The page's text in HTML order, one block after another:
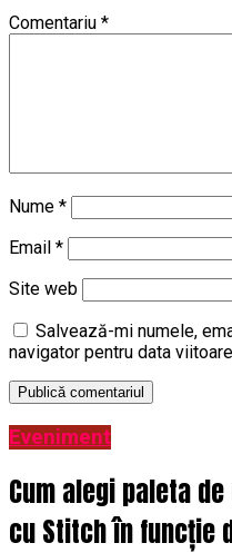
Comentariu *
Nume *
Email *
Site web
Salvează-mi numele,
navigator pentru data
Eveniment
Cum alegi paleta
cu Stitch în funcție